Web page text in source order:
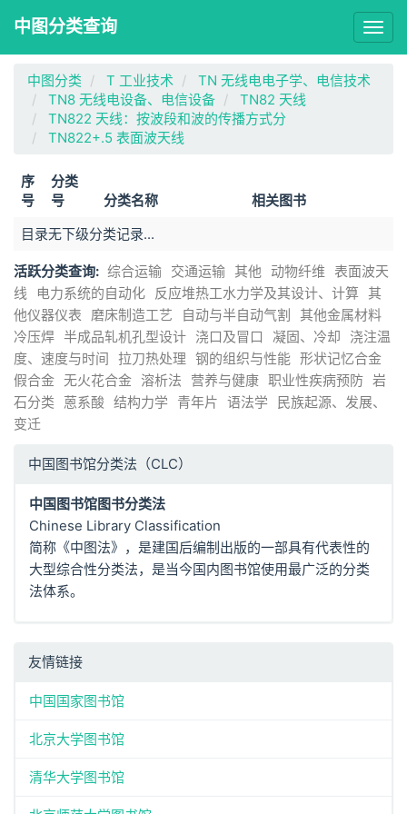
中图分类查询
中图分类 T 工业技术
TN 无线电电子学、电信技术
TN8 无线电设备、电信设备
TN82 天线
TN822 天线：按波段和波的传播方式分
TN822+.5 表面波天线
序
号
分类
号
分类名称
相关图书
目录无下级分类记录...
活跃分类查询: 综合运输 交通运输 其他 动物纤维 表面波天
线
电力系统的自动化 反应堆热工水力学及其设计、计算 其
他仪器仪表
磨床制造工艺 自动与半自动气割 其他金属材料
冷压焊 半成品轧机孔型设计 浇口及冒口 凝固、冷却
浇注温
度、速度与时间 拉刀热处理 钢的组织与性能 形状记忆合金
假合金 无火花合金 溶析法 营养与健康 职业性疾病预防 岩
石分类
蒽系酸 结构力学 青年片 语法学
民族起源、发展、
变迁
中国图书馆分类法（CLC）
中国图书馆图书分类法
Chinese Library Classification
简称《中图法》，是建国后编制出版的一部具有代表性的
大型综合性分类法，是当今国内图书馆使用最广泛的分类
法体系。
友情链接
中国国家图书馆
北京大学图书馆
清华大学图书馆